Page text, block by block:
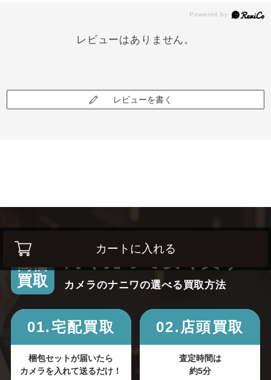
カートに入れる
レビューはありません。
レビューを書く
高価
買取
高く売って安く買う！
カメラのナニワの選べる買取方法
01.宅配買取
梱包セットが届いたら
カメラを入れて送るだけ！
02.店頭買取
査定時間は
約5分